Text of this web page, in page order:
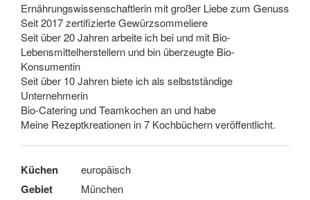
Ernährungswissenschaftlerin mit großer Liebe zum Genuss
Seit 2017 zertifizierte Gewürzsommeliere
Seit über 20 Jahren arbeite ich bei und mit Bio-
Lebensmittelherstellern und bin überzeugte Bio-
Konsumentin
Seit über 10 Jahren biete ich als selbstständige
Unternehmerin
Bio-Catering und Teamkochen an und habe
Meine Rezeptkreationen in 7 Kochbüchern veröffentlicht.
Küchen europäisch
Gebiet München